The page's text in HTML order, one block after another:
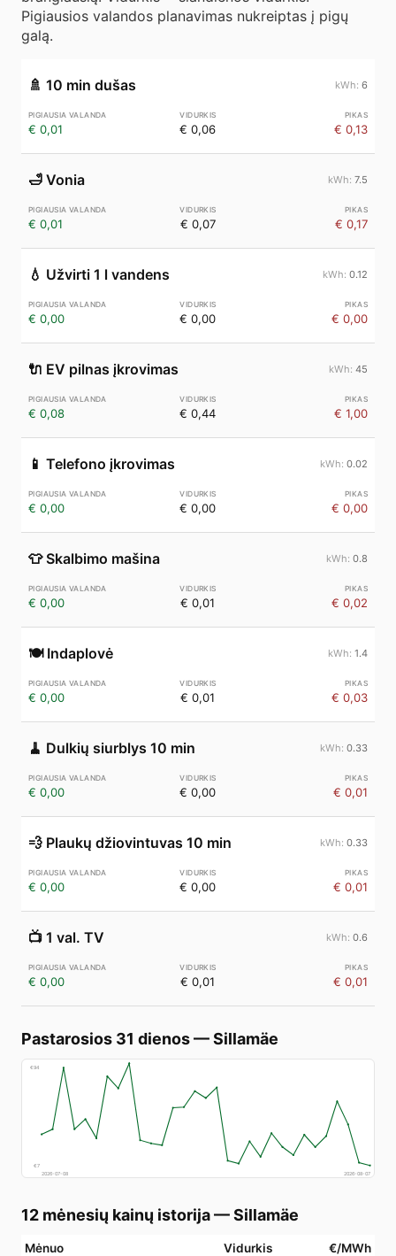
Pigiausios valandos planavimas nukreiptas į pigų
galą.
🚿 10 min dušas 6
€ 0,01 € 0,06 € 0,13
🛁 Vonia 7.5
€ 0,01 € 0,07 € 0,17
💧 Užvirti 1 l vandens 0.12
€ 0,00 € 0,00 € 0,00
🔌 EV pilnas įkrovimas 45
€ 0,08 € 0,44 € 1,00
📱 Telefono įkrovimas 0.02
€ 0,00 € 0,00 € 0,00
👕 Skalbimo mašina 0.8
€ 0,00 € 0,01 € 0,02
🍽️ Indaplovė 1.4
€ 0,00 € 0,01 € 0,03
🧹 Dulkių siurblys 10 min 0.33
€ 0,00 € 0,00 € 0,01
💨 Plaukų džiovintuvas 10 min 0.33
€ 0,00 € 0,00 € 0,01
📺 1 val. TV 0.6
€ 0,00 € 0,01 € 0,01
Pastarosios 31 dienos—Sillamäe
€94
€7
2026-07-08
2026-08-07
12 mėnesių kainų istorija—Sillamäe
Mėnuo Vidurkis €/MWh